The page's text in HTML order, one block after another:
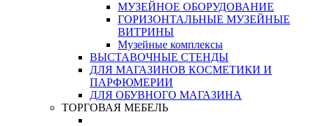
МУЗЕЙНОЕ ОБОРУДОВАНИЕ
ГОРИЗОНТАЛЬНЫЕ МУЗЕЙНЫЕ
ВИТРИНЫ
Музейные комплексы
ВЫСТАВОЧНЫЕ СТЕНДЫ
ДЛЯ МАГАЗИНОВ КОСМЕТИКИ И
ПАРФЮМЕРИИ
ДЛЯ ОБУВНОГО МАГАЗИНА
ТОРГОВАЯ МЕБЕЛЬ